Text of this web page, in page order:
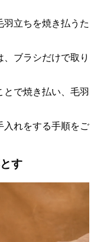
羽立ちを焼き払うた
ブラシだけで取り
で焼き払い、毛羽
入れをする手順をご
す